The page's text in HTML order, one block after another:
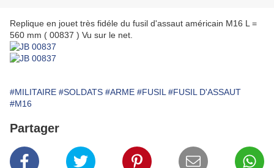
Replique en jouet très fidéle du fusil d'assaut américain M16 L =
560 mm ( 00837 ) Vu sur le net.
#MILITAIRE #SOLDATS #ARME #FUSIL #FUSIL D'ASSAUT
#M16
Partager